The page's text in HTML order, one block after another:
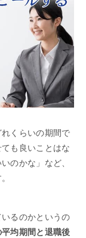
くらいの期間で
も良いことはな
のかな」など、
るのかというの
均期間と退職後